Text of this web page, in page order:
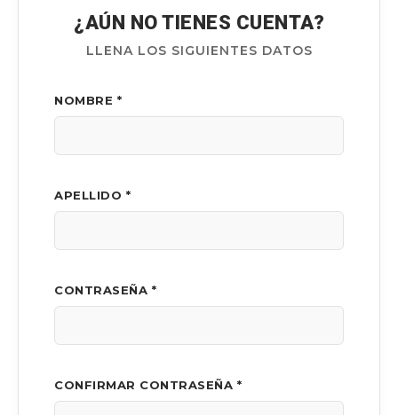
¿AÚN NO TIENES CUENTA?
LLENA LOS SIGUIENTES DATOS
NOMBRE *
APELLIDO *
CONTRASEÑA *
CONFIRMAR CONTRASEÑA *